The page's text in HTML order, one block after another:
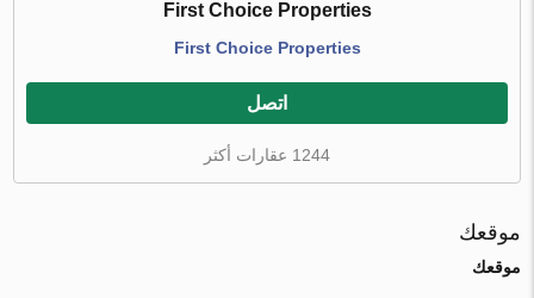
First Choice Properties
First Choice Properties
اتصل
1244 عقارات أكثر
موقعك
موقعك